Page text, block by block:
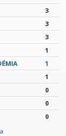
3
3
3
1
1
1
0
0
0